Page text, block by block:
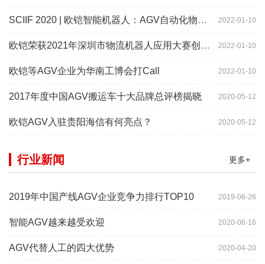
2022-01-10
SCIIF 2020 | 欧铠智能机器人：AGV自动化物流设备及系统
2022-01-10
欧铠荣获2021年深圳市物流机器人应用大赛创新项目奖
2022-01-10
欧铠等AGV企业为华南工博会打Call
2020-05-12
2017年度中国AGV搬运车十大品牌总评榜揭晓
2020-05-12
欧铠AGV入驻贵阳海信有何亮点？
更多+
行业新闻
2019-06-26
2019年中国产线AGV企业竞争力排行TOP10
2020-06-16
智能AGV越来越受欢迎
2020-04-20
AGV代替人工的四大优势